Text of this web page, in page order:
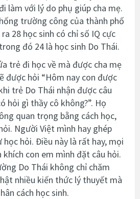
làm với lý do phụ giúp cha mẹ.
trường công của thành phố
28 học sinh có chỉ số IQ cực
đó 24 là học sinh Do Thái.
trẻ đi học về mà được cha mẹ
được hỏi “Hôm nay con được
trẻ Do Thái nhận được câu
hỏi gì thầy cô không?”. Họ
quan trọng bằng cách học,
Người Việt mình hay ghép
hỏi. Điều này là rất hay, mọi
khích con em mình đặt câu hỏi.
Do Thái không chỉ chăm
nhiều kiến thức lý thuyết mà
cách học sinh.